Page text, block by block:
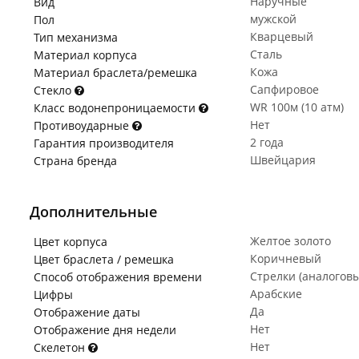
Пол
мужской
Тип механизма
Кварцевый
Материал корпуса
Сталь
Материал браслета/ремешка
Кожа
Стекло
Сапфировое
Класс водонепроницаемости
WR 100м (10 атм)
Противоударные
Нет
Гарантия производителя
2 года
Страна бренда
Швейцария
Дополнительные
Цвет корпуса
Желтое золото
Цвет браслета / ремешка
Коричневый
Способ отображения времени
Стрелки
Цифры
Арабские
Отображение даты
Да
Отображение дня недели
Нет
Скелетон
Нет